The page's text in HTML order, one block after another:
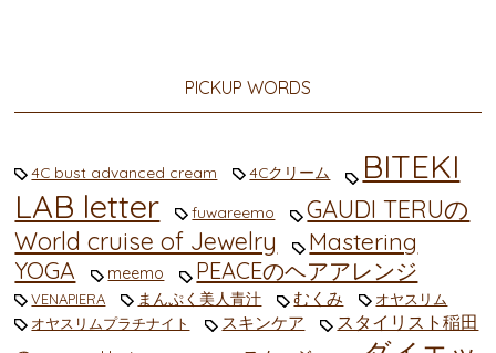
PICKUP WORDS
4C bust advanced cream 4Cクリーム
BITEKI
LAB letter
fuwareemo
GAUDI TERUの
World cruise of Jewelry
Mastering
YOGA
meemo PEACEのヘアアレンジ
VENAPIERA まんぷく美人青汁 むくみ
オヤスリム
オヤスリムプラチナイト
スキンケア
スタイリスト稲田